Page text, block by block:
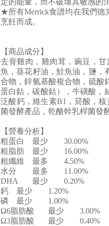
定的能量，而不破壞其敏感的
★所有Merrick食譜均在我們德
烹飪而成。
【商品成分】
去骨雞肉，雞肉茸，豌豆，
魚，葵花籽油，鮭魚油，鹽，
合物，鋅氨基酸複合物，硫酸
蛋白鈷，碳酸鈷），牛磺酸，
泛酸鈣，維生素B1，菸酸，
菌發酵產品，乾酪幹乳桿菌發
【營養分析】
粗蛋白
最少
30.00%
粗脂肪
最少
16.00%
粗纖維
最多
4.50%
水分
最多
11.00%
DHA
最少
0.20%
鈣
最少
1.20%
磷
最少
1.00%
Ω6脂肪酸
最少
3.00%
Ω3脂肪酸
最少
0.40%